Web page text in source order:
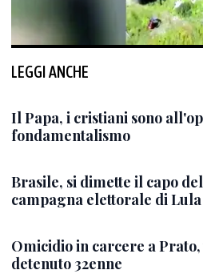
LEGGI ANCHE
Il Papa, i cristiani sono
fondamentalismo
Brasile, si dimette il capo
campagna elettorale di Lula
Omicidio in carcere a
detenuto 32enne